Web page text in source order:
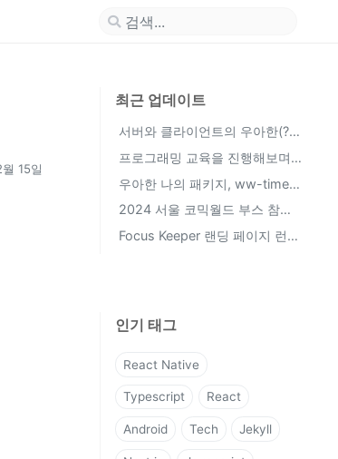
15일
최근 업데이트
서버와 클라이언트의 우아한(?)
대화 방법, Adapter Pattern
(Feat. FSD)
프로그래밍 교육을 진행해보며
느낀점 (멘토 활동 중간 회고)
우아한 나의 패키지, ww-timer
회고
2024 서울 코믹월드 부스 참여
한 썰 풉니다
Focus Keeper 랜딩 페이지 런칭
인기 태그
React Native
Typescript React
Android Tech Jekyll